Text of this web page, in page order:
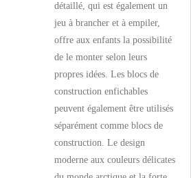
détaillé, qui est également un
jeu à brancher et à empiler,
offre aux enfants la possibilité
de le monter selon leurs
propres idées. Les blocs de
construction enfichables
peuvent également être utilisés
séparément comme blocs de
construction. Le design
moderne aux couleurs délicates